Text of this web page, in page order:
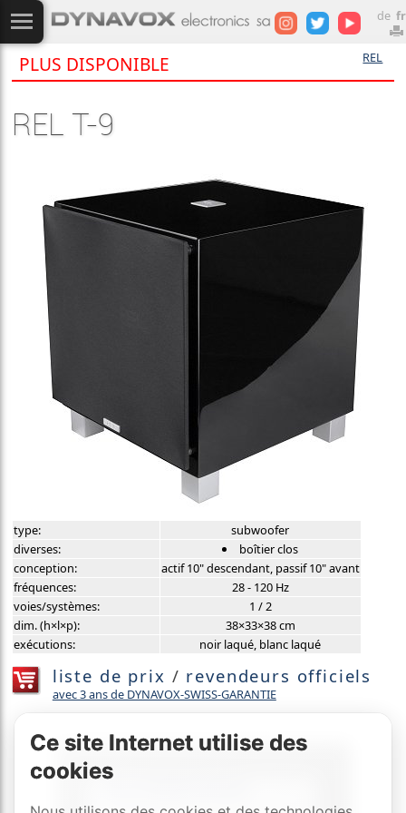
de fr
REL
PLUS DISPONIBLE
REL T-9
type:
subwoofer
diverses:
boîtier clos
conception:
actif 10" descendant, passif 10" avant
fréquences:
28 - 120 Hz
voies/systèmes:
1 / 2
dim. (h×l×p):
38×33×38 cm
exécutions:
noir laqué, blanc laqué
liste de prix / revendeurs officiels
avec 3 ans de DYNAVOX-SWISS-GARANTIE
Ce site Internet utilise des
cookies